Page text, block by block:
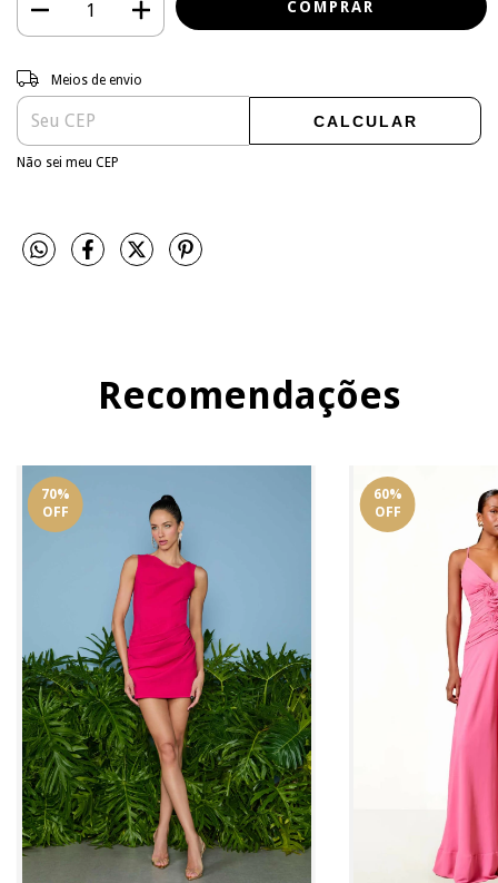
Entregas para o CEP:
Meios de envio
CALCULAR
Não sei meu CEP
Recomendações
70%
OFF
60%
OFF